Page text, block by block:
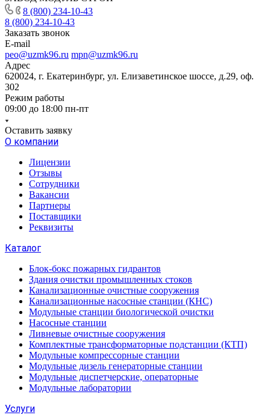
8 (800) 234-10-43
8 (800) 234-10-43
Заказать звонок
E-mail
peo@uzmk96.ru mpn@uzmk96.ru
Адрес
620024, г. Екатеринбург, ул. Елизаветинское шоссе, д.29, оф.
302
Режим работы
09:00 до 18:00 пн-пт
Оставить заявку
О компании
Лицензии
Отзывы
Сотрудники
Вакансии
Партнеры
Поставщики
Реквизиты
Каталог
Блок-бокс пожарных гидрантов
Здания очистки промышленных стоков
Канализационные очистные сооружения
Канализационные насосные станции (КНС)
Модульные станции биологической очистки
Насосные станции
Ливневые очистные сооружения
Комплектные трансформаторные подстанции (КТП)
Модульные компрессорные станции
Модульные дизель генераторные станции
Модульные диспетчерские, операторные
Модульные лаборатории
Услуги